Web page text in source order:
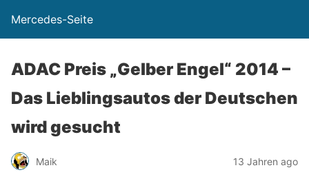
Mercedes-Seite
ADAC Preis „Gelber Engel“ 2014 –
Das Lieblingsautos der Deutschen
wird gesucht
Maik 13 Jahren ago